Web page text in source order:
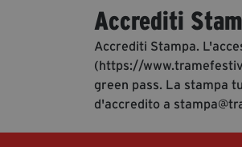
Accrediti
Accrediti Stampa.
(https://
green pass. La stampa
d'accredito a